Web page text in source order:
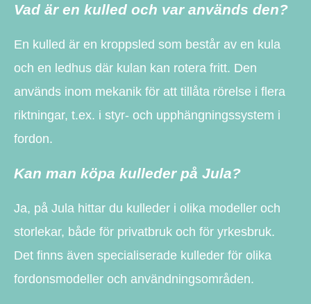
Vad är en kulled och var används den?
En kulled är en kroppsled som består av en kula
och en ledhus där kulan kan rotera fritt. Den
används inom mekanik för att tillåta rörelse i flera
riktningar, t.ex. i styr- och upphängningssystem i
fordon.
Kan man köpa kulleder på Jula?
Ja, på Jula hittar du kulleder i olika modeller och
storlekar, både för privatbruk och för yrkesbruk.
Det finns även specialiserade kulleder för olika
fordonsmodeller och användningsområden.